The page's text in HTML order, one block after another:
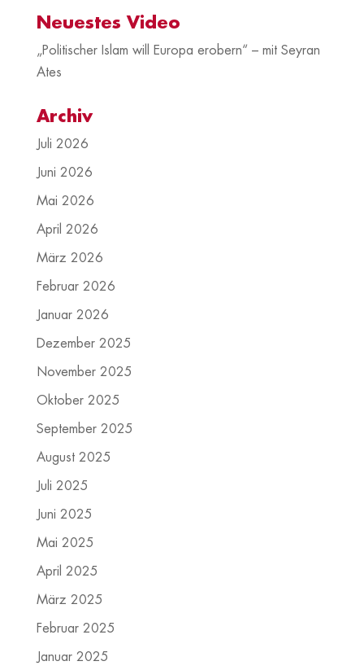
Neuestes Video
„Politischer Islam will Europa erobern“ – mit Seyran
Ates
Archiv
Juli 2026
Juni 2026
Mai 2026
April 2026
März 2026
Februar 2026
Januar 2026
Dezember 2025
November 2025
Oktober 2025
September 2025
August 2025
Juli 2025
Juni 2025
Mai 2025
April 2025
März 2025
Februar 2025
Januar 2025